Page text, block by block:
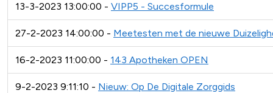
13-3-2023 13:00:00 - VIPP5 - Succesformule
27-2-2023 14:00:00 - Meetesten met de nieuwe
16-2-2023 11:00:00 - 143 Apotheken OPEN
9-2-2023 9:11:10 - Nieuw: Op De Digitale Zorggids